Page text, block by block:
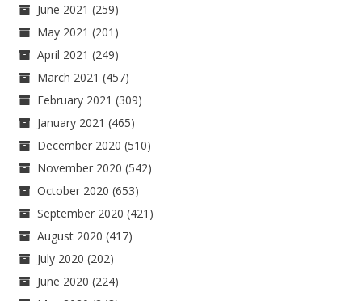
June 2021 (259)
May 2021 (201)
April 2021 (249)
March 2021 (457)
February 2021 (309)
January 2021 (465)
December 2020 (510)
November 2020 (542)
October 2020 (653)
September 2020 (421)
August 2020 (417)
July 2020 (202)
June 2020 (224)